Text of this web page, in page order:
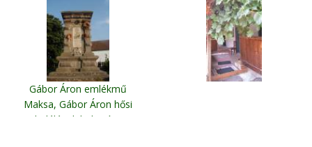
Gábor Áron emlékmű
Maksa, Gábor Áron hősi
halálának helyszíne